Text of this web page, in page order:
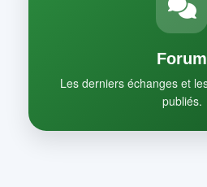
Forum
Les derniers échanges et
publiés.